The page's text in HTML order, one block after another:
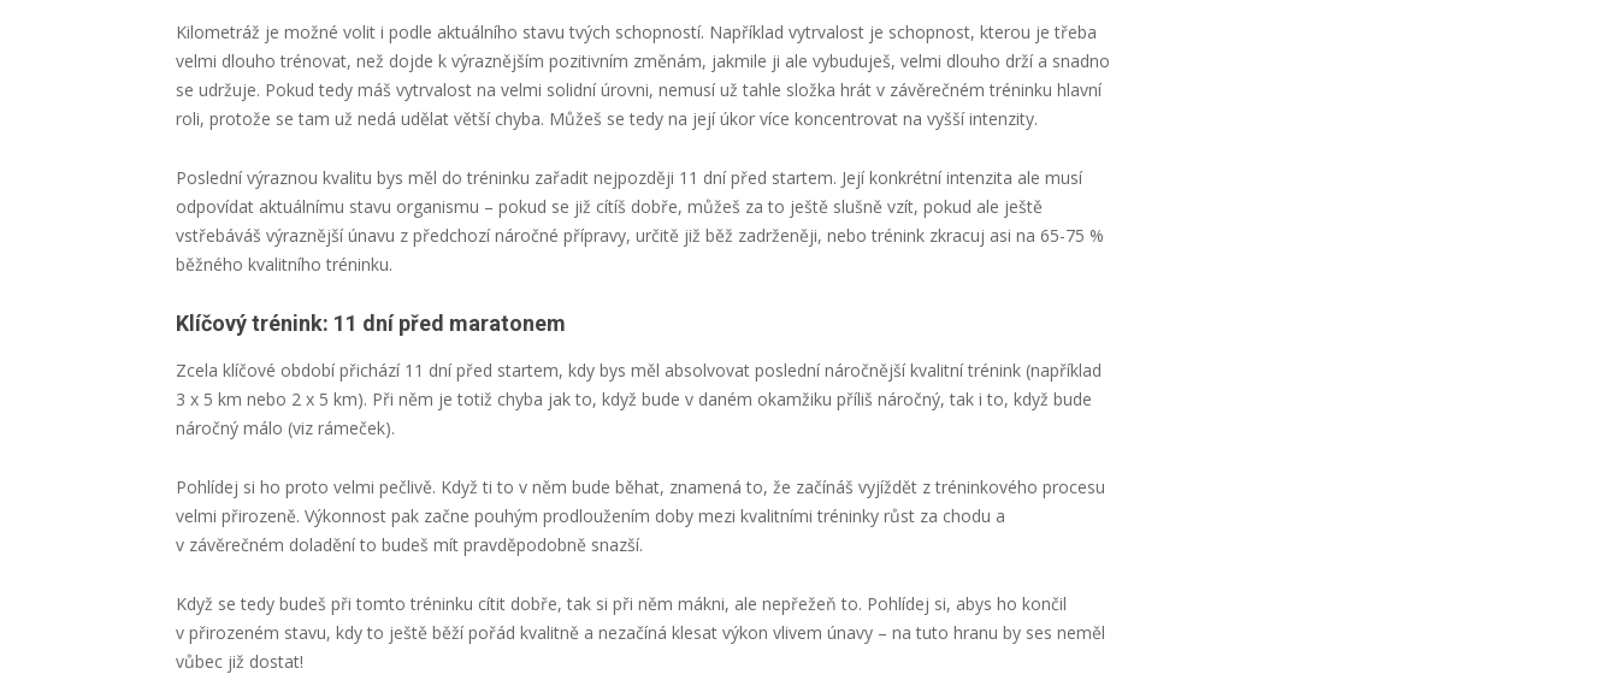
Kilometráž je možné volit i podle aktuálního stavu tvých schopností. Například vytrvalost je schopnost, kterou je třeba
velmi dlouho trénovat, než dojde k výraznějším pozitivním změnám, jakmile ji ale vybuduješ, velmi dlouho drží a snadno
se udržuje. Pokud tedy máš vytrvalost na velmi solidní úrovni, nemusí už tahle složka hrát v závěrečném tréninku hlavní
roli, protože se tam už nedá udělat větší chyba. Můžeš se tedy na její úkor více koncentrovat na vyšší intenzity.
Poslední výraznou kvalitu bys měl do tréninku zařadit nejpozději 11 dní před startem. Její konkrétní intenzita ale musí
odpovídat aktuálnímu stavu organismu – pokud se již cítíš dobře, můžeš za to ještě slušně vzít, pokud ale ještě
vstřebáváš výraznější únavu z předchozí náročné přípravy, určitě již běž zadrženěji, nebo trénink zkracuj asi na 65-75 %
běžného kvalitního tréninku.
Klíčový trénink: 11 dní před maratonem
Zcela klíčové období přichází 11 dní před startem, kdy bys měl absolvovat poslední náročnější kvalitní trénink (například
3 x 5 km nebo 2 x 5 km). Při něm je totiž chyba jak to, když bude v daném okamžiku příliš náročný, tak i to, když bude
náročný málo (viz rámeček).
Pohlídej si ho proto velmi pečlivě. Když ti to v něm bude běhat, znamená to, že začínáš vyjíždět z tréninkového procesu
velmi přirozeně. Výkonnost pak začne pouhým prodloužením doby mezi kvalitními tréninky růst za chodu a
v závěrečném doladění to budeš mít pravděpodobně snazší.
Když se tedy budeš při tomto tréninku cítit dobře, tak si při něm mákni, ale nepřežeň to. Pohlídej si, abys ho končil
v přirozeném stavu, kdy to ještě běží pořád kvalitně a nezačíná klesat výkon vlivem únavy – na tuto hranu by ses neměl
vůbec již dostat!